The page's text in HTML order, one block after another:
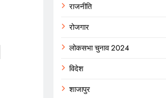
राजनीति
रोजगार
लोकसभा चुनाव 2024
विदेश
शाजापुर